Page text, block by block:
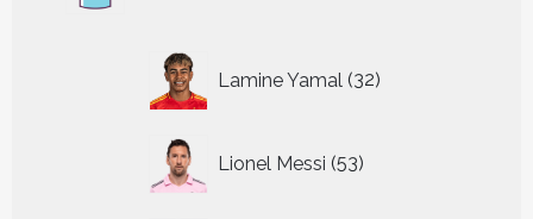
Lamine Yamal 32
producten
Lionel Messi 53
producten